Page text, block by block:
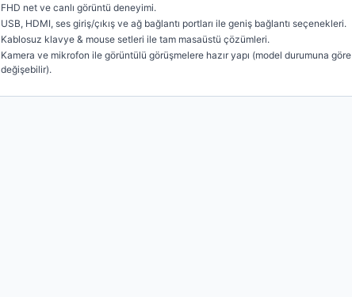
FHD net ve canlı görüntü deneyimi.
USB, HDMI, ses giriş/çıkış ve ağ bağlantı portları ile geniş bağlantı seçenekleri.
Kablosuz klavye & mouse setleri ile tam masaüstü çözümleri.
Kamera ve mikrofon ile görüntülü görüşmelere hazır yapı (model durumuna göre
değişebilir).